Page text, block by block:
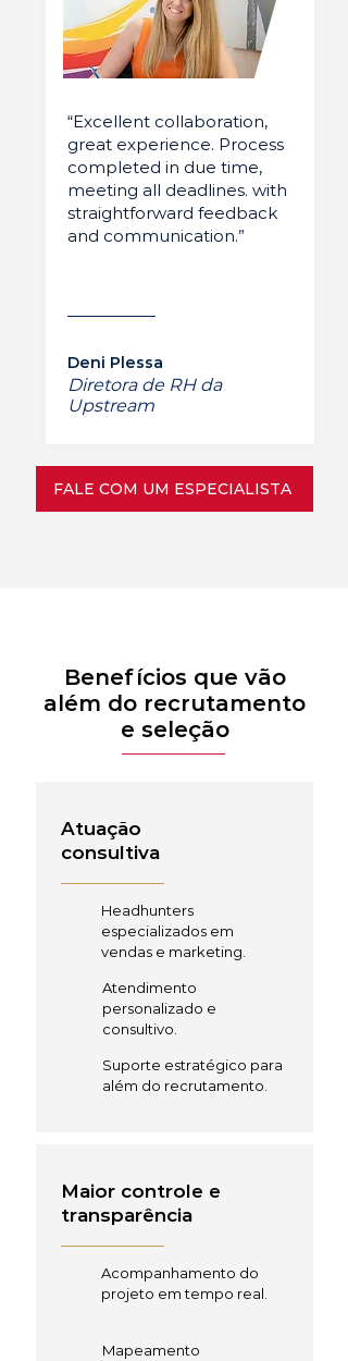
“Excellent collaboration,
great experience. Process
completed in due time,
meeting all deadlines. with
straightforward feedback
and communication.”
Deni Plessa
Diretora de RH da
Upstream
FALE COM UM ESPECIALISTA
Benefícios que vão
além do recrutamento
e seleção
Atuação
consultiva
Headhunters
especializados em
vendas e marketing.
Atendimento
personalizado e
consultivo.
Suporte estratégico para
além do recrutamento.
Maior controle e
transparência
Acompanhamento do
projeto em tempo real.
Mapeamento